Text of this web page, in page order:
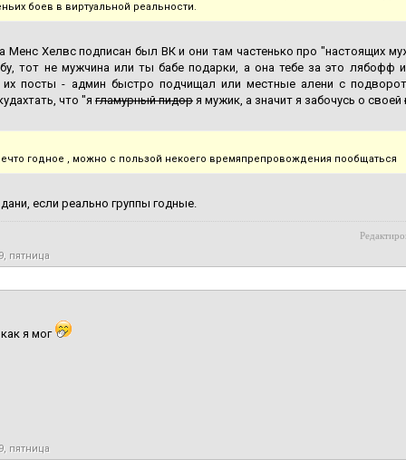
боев в виртуальной реальности.
Менс Хелвс подписан был ВК и они там частенько про "настоящих
тот не мужчина или ты бабе подарки, а она тебе за это
их посты - админ быстро подчищал или местные алени с
что "я гламурный пидор я мужик, а значит я забочусь о своей
годное , можно с пользой некоего времяпрепровождения пообщаться
если реально группы годные.
пятница
я мог
пятница